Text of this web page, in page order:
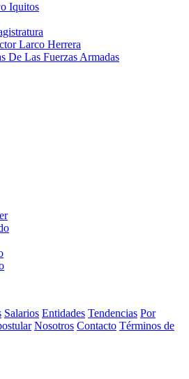
Iquitos
Larco Herrera
De Las Fuerzas Armadas
Salarios Entidades Tendencias Por
Nosotros Contacto Términos de